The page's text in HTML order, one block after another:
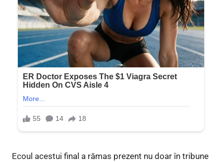
Ecoul acestui final a rămas prezent nu doar în tribune